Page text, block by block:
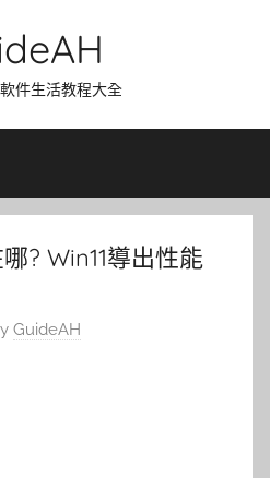
件生活教程大全
? Win11導出性能
GuideAH